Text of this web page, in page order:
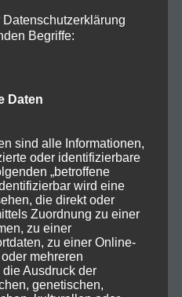
Begriffe:
Daten
sind alle Informationen,
oder identifizierbare
„betroffene
wird eine
die direkt oder
Zuordnung zu einer
zu einer
zu einer Online-
mehreren
Ausdruck der
genetischen,